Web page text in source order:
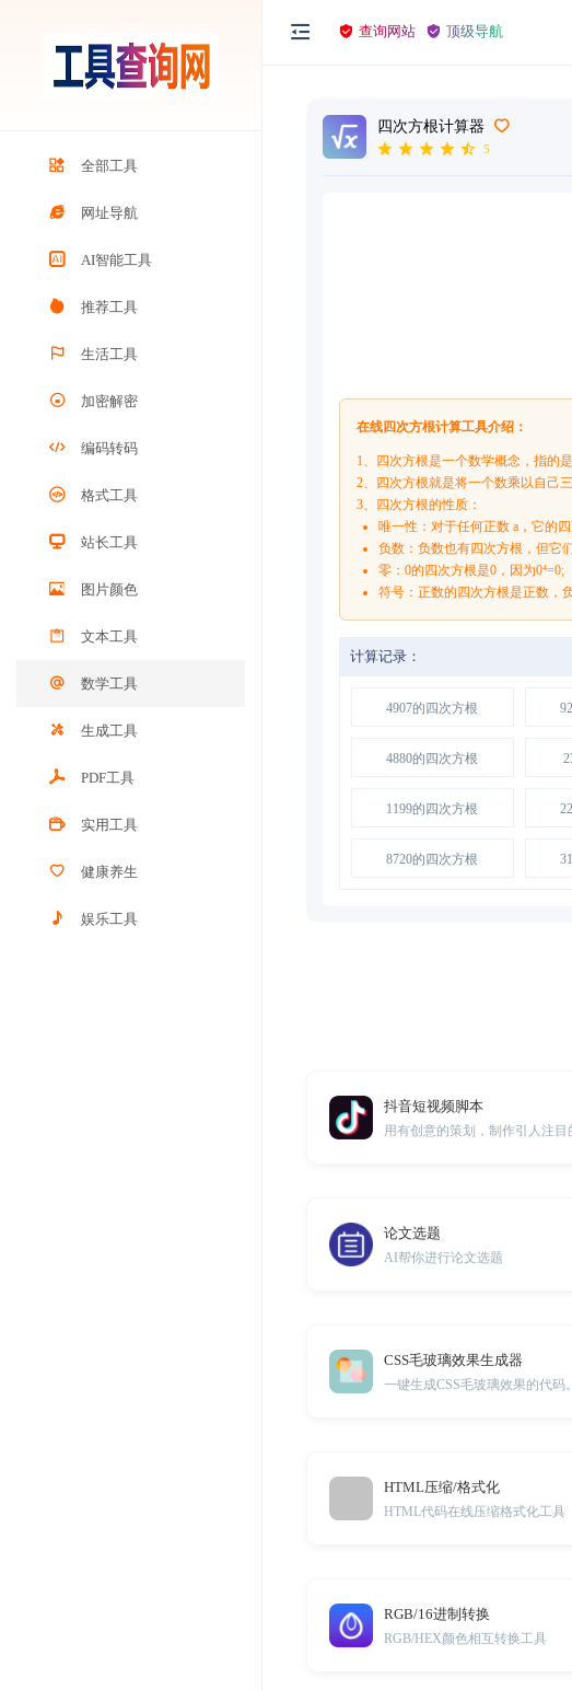
全部工具
网址导航
AI智能工具
推荐工具
生活工具
加密解密
编码转码
格式工具
站长工具
图片颜色
文本工具
数学工具
生成工具
PDF工具
实用工具
健康养生
娱乐工具
查询网站 顶级导航
四次方根计算器
5
在线四次方根计算工具介绍：
1、四次方根是一个数学概念，指的
2、四次方根就是将一个数乘以自己
3、四次方根的性质：
唯一性：对于任何正数 a，它的
负数：负数也有四次方根，但它
零：0的四次方根是0，因为0⁴=0;
符号：正数的四次方根是正数，
计算记录：
4907的四次方根
4880的四次方根
1199的四次方根
8720的四次方根
抖音短视频脚本
论文选题
AI帮你进行论文选题
CSS毛玻璃效果生成器
一键生成CSS毛玻璃效果的代码。
HTML压缩/格式化
HTML代码在线压缩格式化工具
RGB/16进制转换
RGB/HEX颜色相互转换工具